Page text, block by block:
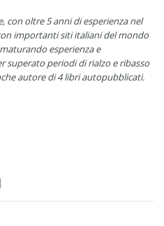
con oltre 5 anni di esperienza nel
importanti siti italiani del mondo
esperienza e
superato periodi di rialzo e ribasso
autore di 4 libri autopubblicati.